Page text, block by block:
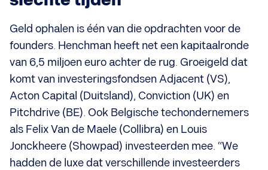
Geld ophalen is één van die opdrachten voor de
founders. Henchman heeft net een kapitaalronde
van 6,5 miljoen euro achter de rug. Groeigeld dat
komt van investeringsfondsen Adjacent (VS),
Acton Capital (Duitsland), Conviction (UK) en
Pitchdrive (BE). Ook Belgische techondernemers
als Felix Van de Maele (Collibra) en Louis
Jonckheere (Showpad) investeerden mee. “We
hadden de luxe dat verschillende investeerders